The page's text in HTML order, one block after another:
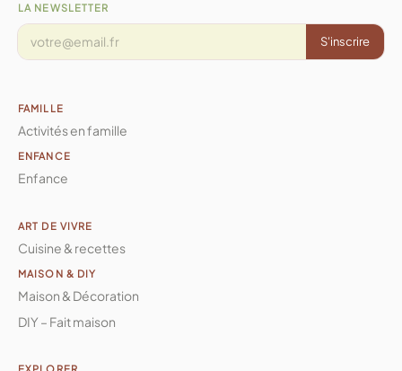
LA NEWSLETTER
S'inscrire
FAMILLE
Activités en famille
ENFANCE
Enfance
ART DE VIVRE
Cuisine & recettes
MAISON & DIY
Maison & Décoration
DIY – Fait maison
EXPLORER